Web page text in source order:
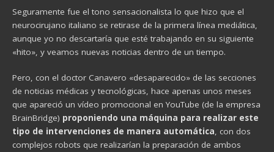
Seguramente fue el tono sensacionalista lo que hizo que el
neurocirujano italiano se retirase de la primera línea mediática,
aunque yo no descartaría que esté trabajando en su siguiente
«hito», y veamos nuevas noticias dentro de un tiempo.
Pero, con el doctor Canavero «desaparecido» de las secciones
de noticias médicas y tecnológicas, hace apenas unos meses
que apareció un vídeo promocional en YouTube (de la empresa
BrainBridge) proponiendo una máquina para realizar este
tipo de intervenciones de manera automática, con dos
complejos robots que realizarían la preparación de ambos